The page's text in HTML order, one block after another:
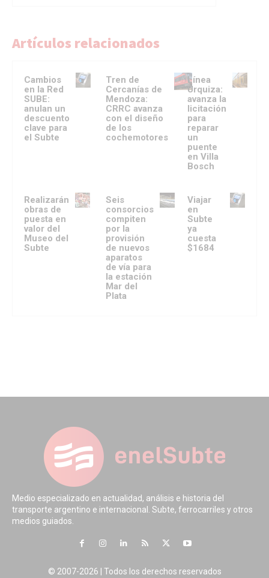
Artículos relacionados
Cambios
en la Red
SUBE:
anulan un
descuento
clave para
el Subte
Tren de
Cercanías de
Mendoza:
CRRC avanza
con el diseño
de los
cochemotores
Línea
Urquiza:
avanza la
licitación
para
reparar
un
puente
en Villa
Bosch
Realizarán
obras de
puesta en
valor del
Museo del
Subte
Seis
consorcios
compiten
por la
provisión
de nuevos
aparatos
de vía para
la estación
Mar del
Plata
Viajar
en
Subte
ya
cuesta
$1684
Medio especializado en actualidad, análisis e historia del
transporte argentino e internacional. Subte, ferrocarriles y otros
medios guiados.
© 2007-2026 | Todos los derechos reservados